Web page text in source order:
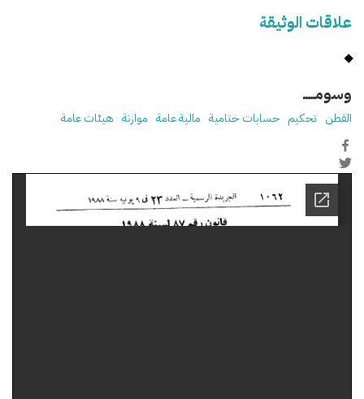
علاقات الوثيقة
وسومـــــ
القطن تحكيم حسابات ختامية مالية عامة موازنة هيئات عامة